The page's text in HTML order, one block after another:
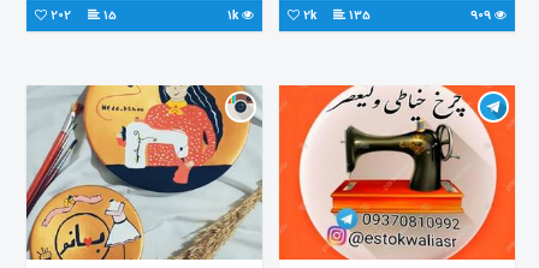
طراحی لباس # فیگور و فشن خیاطی #
135
2k
شرقی -خیابان قنادان زاده -نبش خیابان
1k
15
202